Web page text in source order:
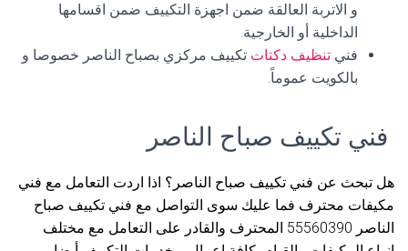
و الاتربة العالقة ضمن اجهزة التكييف ضمن اقسامها
الداخلية أو الخارجية.
فني تنظيف دكتات تكييف مركزي بصباح الناصر خصوصا و
بالكويت عموماً.
فني تكييف صباح الناصر
هل تبحث عن فني تكييف صباح الناصر؟ اذا اردت التعامل مع فني
مكيفات محترف فما عليك سوى التواصل مع فني تكييف صباح
الناصر 55560390 المحترف والقادر على التعامل مع مختلف